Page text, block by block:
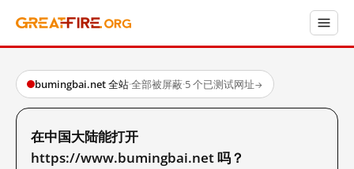
bumingbai.net 全站·全部被屏蔽·5 个已测试网址→
在中国大陆能打开
https://www.bumingbai.net 吗？